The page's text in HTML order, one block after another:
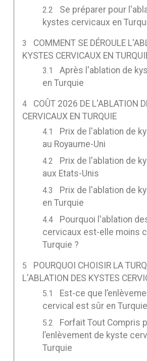
Se préparer pour
kystes cervicaux en
COMMENT SE DÉROULE
KYSTES CERVICAUX EN
Après l'ablation de
en Turquie
COÛT 2026 DE L'ABLATION
CERVICAUX EN TURQUIE
Prix de l'ablation de
au Royaume-Uni
Prix de l'ablation de
aux Etats-Unis
Prix de l'ablation de
en Turquie
Pourquoi l'ablation
cervicaux est-elle moins
Turquie ?
POURQUOI CHOISIR LA
L'ABLATION DES KYSTES
Est-ce que
cervical est sûr en
Forfait Tout Compris
l’enlèvement de kyste
Turquie